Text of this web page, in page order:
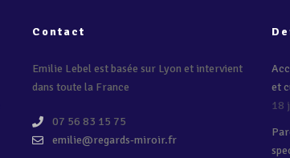
Contact
Emilie Lebel est basée sur Lyon et intervient
dans toute la France
07 56 83 15 75
emilie@regards-miroir.fr
et
18